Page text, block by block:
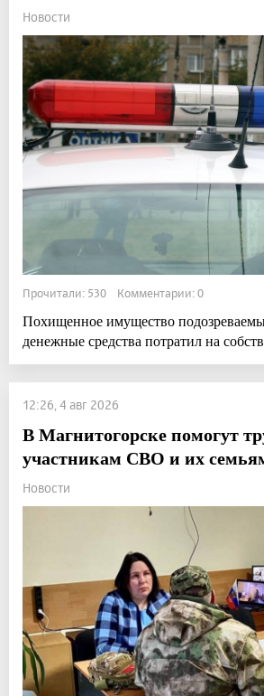
Новости
Прочитали: 530 Комментарии: 0
Похищенное имущество
денежные средства потратил на
12:26, 4 авг 2026
В Магнитогорске помогут
участникам СВО и их
Новости